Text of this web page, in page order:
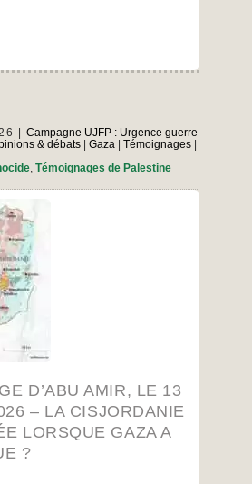
Campagne UJFP : Urgence guerre
& débats| Gaza Témoignages|
, Témoignages de Palestine
D’ABU AMIR, LE 13
– LA CISJORDANIE
LORSQUE GAZA A
?
texte d’Abu Amir sur la division
et la désintégration du projet
La question palestinienne
des conflits politiques les plus
plus persistants du système
contemporain. Au cours des
elle a subi de profondes
le
–
La
est